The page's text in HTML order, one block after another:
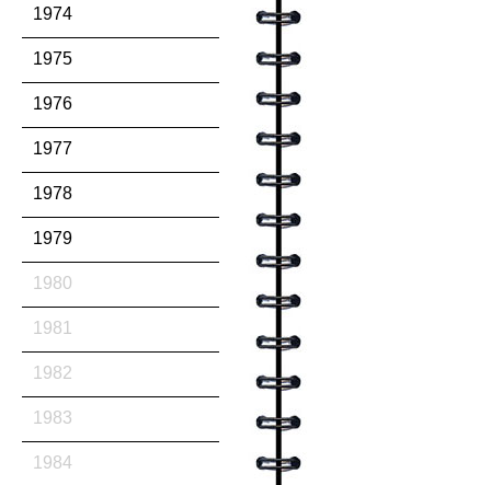
1974
1975
1976
1977
1978
1979
1980
1981
1982
1983
1984